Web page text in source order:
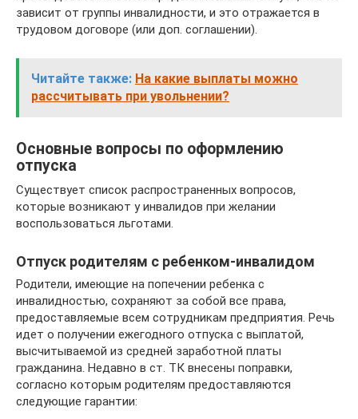
зависит от группы инвалидности, и это отражается в
трудовом договоре (или доп. соглашении).
Читайте также: На какие выплаты можно
рассчитывать при увольнении?
Основные вопросы по оформлению
отпуска
Существует список распространенных вопросов,
которые возникают у инвалидов при желании
воспользоваться льготами.
Отпуск родителям с ребенком-инвалидом
Родители, имеющие на попечении ребенка с
инвалидностью, сохраняют за собой все права,
предоставляемые всем сотрудникам предприятия. Речь
идет о получении ежегодного отпуска с выплатой,
высчитываемой из средней заработной платы
гражданина. Недавно в ст. ТК внесены поправки,
согласно которым родителям предоставляются
следующие гарантии: